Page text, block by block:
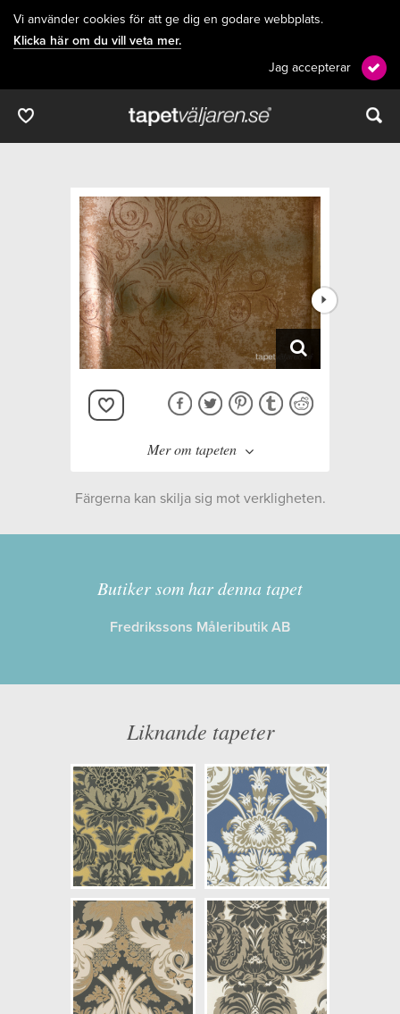
Vi använder cookies för att ge dig en godare webbplats.
Klicka här om du vill veta mer.
Jag accepterar
Mer om tapeten
Kollektion:
ALBEMARLE
Information
Längd x Bredd: 10,00 x 53,00
Artikelnummer: 94/4024
NCS Bottenkulör: S5030-Y30R
Färg: Guld
Mönster: Rutig, Medaljong
Struktur: Slät
Cirkapris: 2735,00 kr
(Kontakta din färghandlare för
exakt pris.)
Färgerna kan skilja sig mot verkligheten.
Butiker som har denna tapet
Fredrikssons Måleributik AB
Liknande tapeter